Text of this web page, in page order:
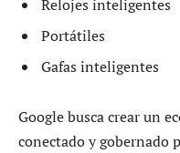
Relojes inteligentes
Portátiles
Gafas inteligentes
Google busca crear un
conectado y gobernado